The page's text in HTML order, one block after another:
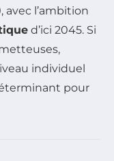
avec l’ambition
d’ici 2045. Si
individuel
pour